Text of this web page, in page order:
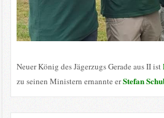
Neuer König des Jägerzugs Gerade aus II ist
zu seinen Ministern ernannte erStefan